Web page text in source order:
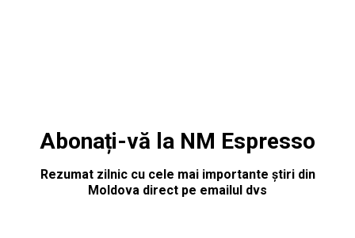
Abonați-vă la NM Espresso
Rezumat zilnic cu cele mai importante știri din
Moldova direct pe emailul dvs